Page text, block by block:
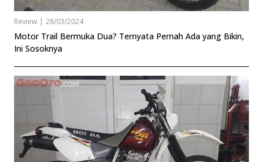
Review | 28/03/2024
Motor Trail Bermuka Dua? Ternyata Pernah Ada yang Bikin,
Ini Sosoknya